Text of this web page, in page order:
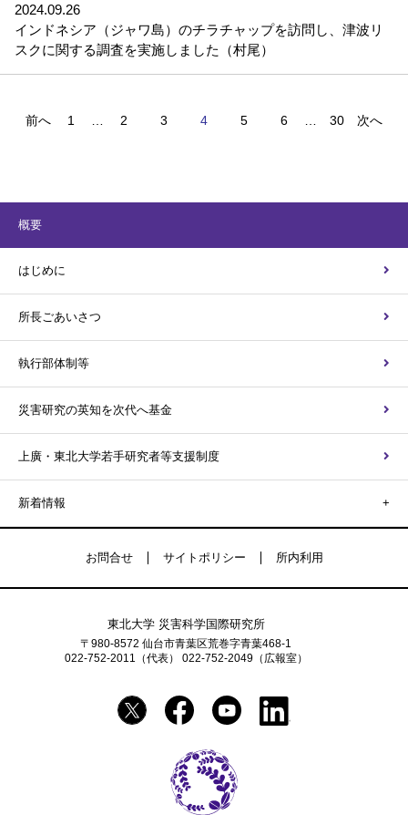
2024.09.26
インドネシア（ジャワ島）のチラチャップを訪問し、津波リ
スクに関する調査を実施しました（村尾）
前へ 1 2 3 4 5 6 30 次へ
概要
はじめに
所長ごあいさつ
執行部体制等
災害研究の英知を次代へ基金
上廣・東北大学若手研究者等支援制度
新着情報
お問合せ サイトポリシー 所内利用
東北大学 災害科学国際研究所
〒980-8572 仙台市青葉区荒巻字青葉468-1
022-752-2011（代表） 022-752-2049（広報室）